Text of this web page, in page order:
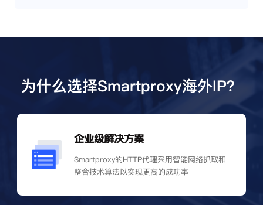
为什么选择Smartproxy海外IP？
企业级解决方案
Smartproxy的HTTP代理采用智能网络抓取和
整合技术算法以实现更高的成功率